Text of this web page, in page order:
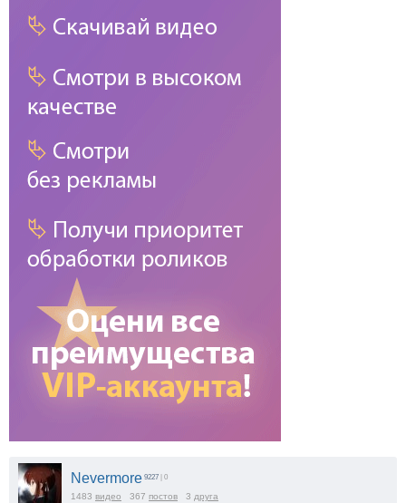
Nevermore 9227 | 0
1483 видео 367 постов 3 друга